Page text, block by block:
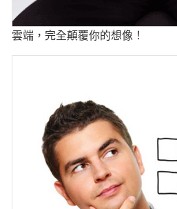
雲端，完全顛覆你的想像！